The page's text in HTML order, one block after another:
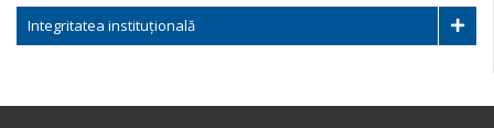
Integritatea instituțională